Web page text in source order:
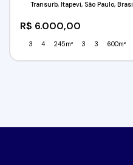
R$ 6.000,00
Transurb, Itapevi, São Paulo, Brasil
3 4 245m² 3 3 600m²